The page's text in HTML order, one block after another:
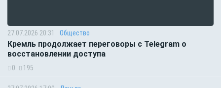
27.07.2026 20:31 Общество
Кремль продолжает переговоры с Telegram о
восстановлении доступа
0 195